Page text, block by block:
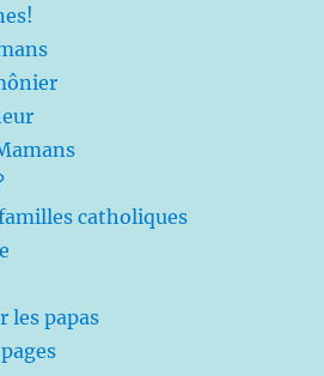
catholiques
les papas